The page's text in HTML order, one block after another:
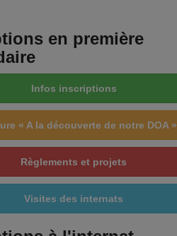
en première
Infos inscriptions
« A la découverte de notre DOA »
Règlements et projets
Visites des internats